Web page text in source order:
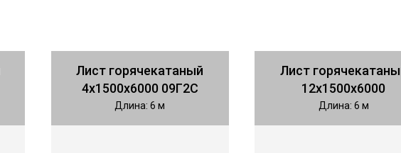
Лист горячекатаный
4х1500х6000 09Г2С
Длина: 6 м
Лист
12х1500х6000
Длина: 6 м